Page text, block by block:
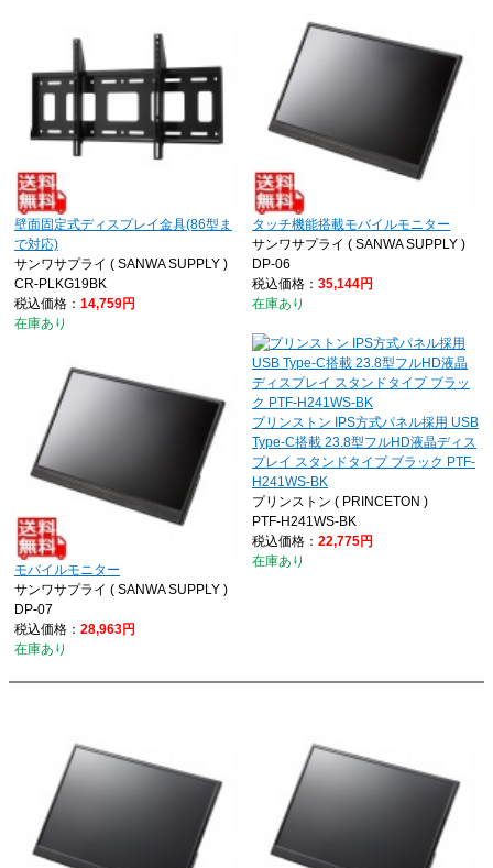
壁面固定式ディスプレイ金具(86型ま
で対応)
サンワサプライ ( SANWA SUPPLY )
CR-PLKG19BK
税込価格： 14,759円
在庫あり
タッチ機能搭載モバイルモニター
サンワサプライ ( SANWA SUPPLY )
DP-06
税込価格： 35,144円
在庫あり
モバイルモニター
サンワサプライ ( SANWA SUPPLY )
DP-07
税込価格： 28,963円
在庫あり
プリンストン IPS方式パネル採用 USB
Type-C搭載 23.8型フルHD液晶ディス
プレイ スタンドタイプ ブラック PTF-
H241WS-BK
プリンストン ( PRINCETON )
PTF-H241WS-BK
税込価格： 22,775円
在庫あり